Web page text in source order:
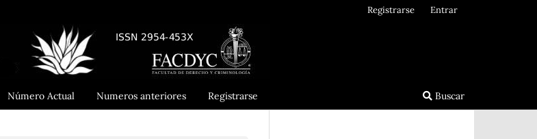
Número Actual Numeros anteriores Registrarse Buscar
Registrarse Entrar